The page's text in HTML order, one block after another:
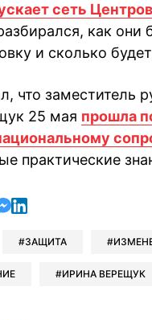
сеть
как они
и сколько
что заместитель
25 мая прошла
практические
Telegram
в Facebook
в Xв Viber
в Whatsapp
отправить в Messenger
отправить в LinkedIn
ЗАЩИТА
ИРИНА ВЕРЕЩУК